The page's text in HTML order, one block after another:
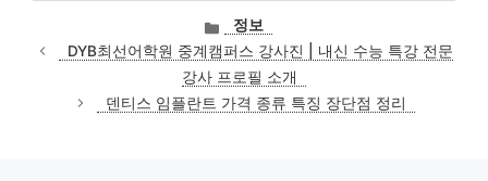
카
테
고
리
정보
DYB최선어학원 중계캠퍼스 강사진 | 내신 수능 특강 전문
강사 프로필 소개
덴티스 임플란트 가격 종류 특징 장단점 정리